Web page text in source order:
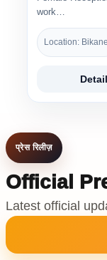
work…
Location:
प्रेस रिलीज़
Official
Latest official